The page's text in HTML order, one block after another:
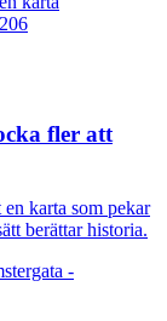
fler att
karta som pekar
berättar historia.